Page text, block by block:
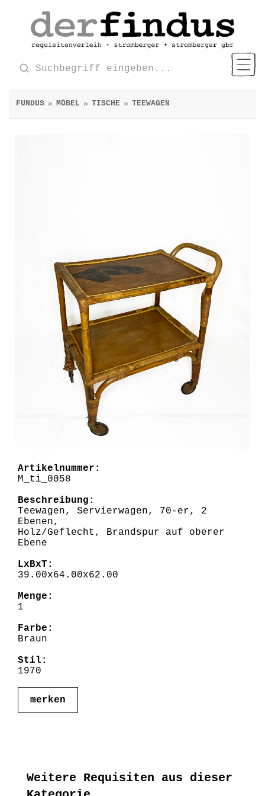
FUNDUS » MÖBEL » TISCHE » TEEWAGEN
Artikelnummer:
M_ti_0058
Beschreibung:
Teewagen, Servierwagen, 70-er, 2
Ebenen,
Holz/Geflecht, Brandspur auf oberer
Ebene
LxBxT:
39.00x64.00x62.00
Menge:
1
Farbe:
Braun
Stil:
1970
merken
Weitere Requisiten aus dieser